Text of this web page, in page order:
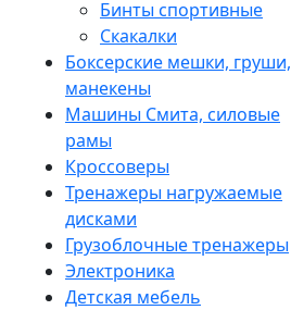
Бинты спортивные
Скакалки
Боксерские мешки, груши,
манекены
Машины Смита, силовые
рамы
Кроссоверы
Тренажеры нагружаемые
дисками
Грузоблочные тренажеры
Электроника
Детская мебель